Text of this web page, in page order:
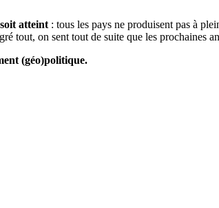
atteint: tous les pays ne produisent pas à
tout, on sent tout de suite que les prochaines
(géo)politique.